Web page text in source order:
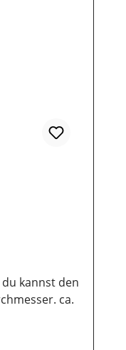
kannst den
ca.